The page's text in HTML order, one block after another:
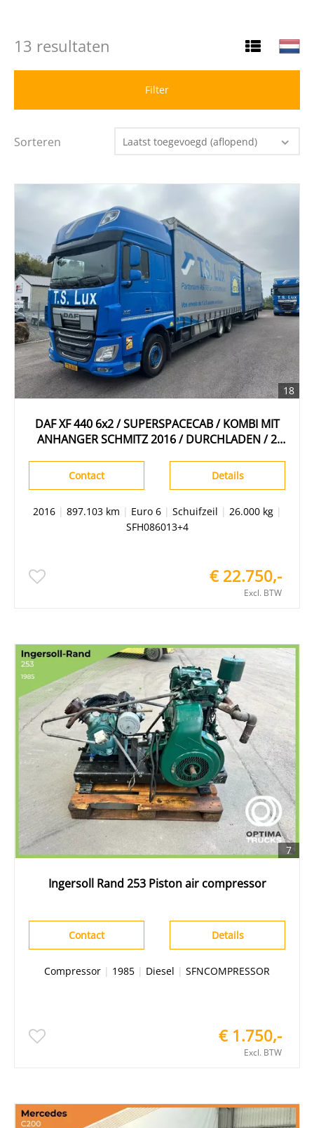
13 resultaten
Filter
Sorteren Laatst toegevoegd (aflopend)
18
DAF XF 440 6x2 / SUPERSPACECAB / KOMBI MIT
ANHANGER SCHMITZ 2016 / DURCHLADEN / 2
Details
Contact
2016| 897.103 km | Euro 6| Schuifzeil | 26.000 kg|
SFH086013+4
€ 22.750,-
Excl. BTW
7
Ingersoll Rand 253 Piston air compressor
Details
Contact
Compressor | 1985 | Diesel | SFNCOMPRESSOR
€ 1.750,-
Excl. BTW